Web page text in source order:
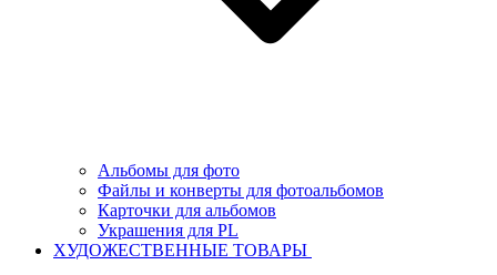
Альбомы для фото
Файлы и конверты для фотоальбомов
Карточки для альбомов
Украшения для PL
ХУДОЖЕСТВЕННЫЕ ТОВАРЫ